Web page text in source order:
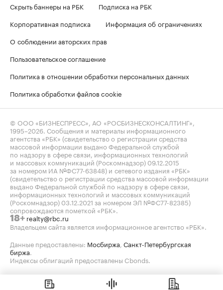
Скрыть баннеры на РБК
Подписка на РБК
Корпоративная подписка
Информация об ограничениях
О соблюдении авторских прав
Пользовательское соглашение
Политика в отношении обработки персональных данных
Политика обработки файлов cookie
© ООО «БИЗНЕСПРЕСС», АО «РОСБИЗНЕСКОНСАЛТИНГ»,
1995–2026 . Сообщения и материалы информационного
агентства «РБК» (свидетельство о регистрации средства
массовой информации выдано Федеральной службой
по надзору в сфере связи, информационных технологий
и массовых коммуникаций (Роскомнадзор) 09.12.2015
за номером ИА №ФС77-63848) и сетевого издания «РБК»
(свидетельство о регистрации средства массовой информации
выдано Федеральной службой по надзору в сфере связи,
информационных технологий и массовых коммуникаций
(Роскомнадзор) 03.12.2021 за номером ЭЛ №ФС77-82385)
сопровождаются пометкой «РБК».
18+ realty@rbc.ru
Владельцем сайта является информационное агентство «РБК».
Данные предоставлены: Мосбиржа Санкт-Петербургская
биржа
Индексы облигаций предоставлены Cbonds.